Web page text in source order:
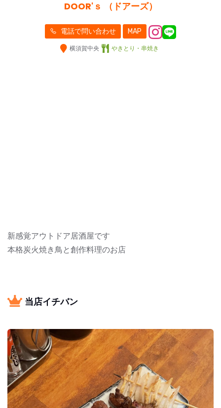
DOOR'ｓ （ドアーズ）
電話で問い合わせ MAP
横須賀中央 やきとり・串焼き
新感覚アウトドア居酒屋です
本格炭火焼き鳥と創作料理のお店
当店イチバン